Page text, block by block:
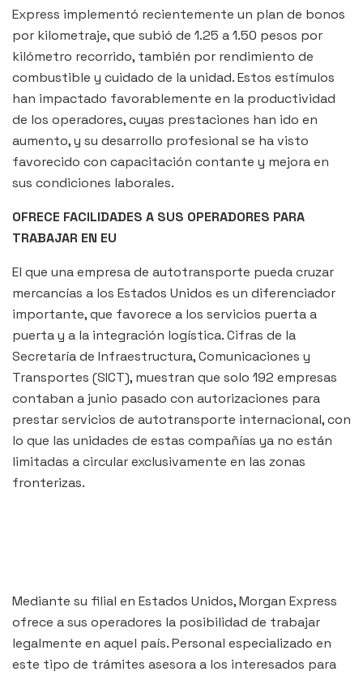
Express implementó recientemente un plan de bonos
por kilometraje, que subió de 1.25 a 1.50 pesos por
kilómetro recorrido, también por rendimiento de
combustible y cuidado de la unidad. Estos estímulos
han impactado favorablemente en la productividad
de los operadores, cuyas prestaciones han ido en
aumento, y su desarrollo profesional se ha visto
favorecido con capacitación contante y mejora en
sus condiciones laborales.
OFRECE FACILIDADES A SUS OPERADORES PARA
TRABAJAR EN EU
El que una empresa de autotransporte pueda cruzar
mercancías a los Estados Unidos es un diferenciador
importante, que favorece a los servicios puerta a
puerta y a la integración logística. Cifras de la
Secretaría de Infraestructura, Comunicaciones y
Transportes (SICT), muestran que solo 192 empresas
contaban a junio pasado con autorizaciones para
prestar servicios de autotransporte internacional, con
lo que las unidades de estas compañías ya no están
limitadas a circular exclusivamente en las zonas
fronterizas.
Mediante su filial en Estados Unidos, Morgan Express
ofrece a sus operadores la posibilidad de trabajar
legalmente en aquel país. Personal especializado en
este tipo de trámites asesora a los interesados para